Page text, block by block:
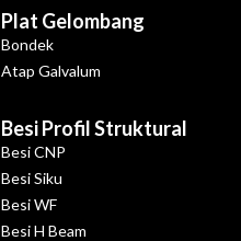
Plat Gelombang
Bondek
Atap Galvalum
Besi Profil Struktural
Besi CNP
Besi Siku
Besi WF
Besi H Beam